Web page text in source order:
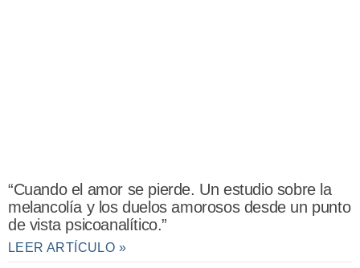
“Cuando el amor se pierde. Un estudio sobre la
melancolía y los duelos amorosos desde un punto
de vista psicoanalítico.”
LEER ARTÍCULO »